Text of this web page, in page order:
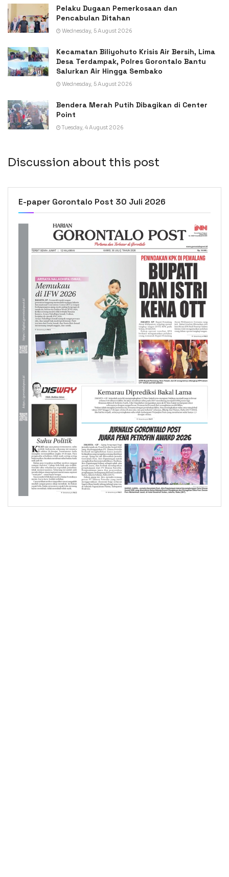
Pelaku Dugaan Pemerkosaan dan
Pencabulan Ditahan
Wednesday, 5 August 2026
Kecamatan Biliyohuto Krisis Air Bersih, Lima
Desa Terdampak, Polres Gorontalo Bantu
Salurkan Air Hingga Sembako
Wednesday, 5 August 2026
Bendera Merah Putih Dibagikan di Center
Point
Tuesday, 4 August 2026
Discussion about this post
E-paper Gorontalo Post 30 Juli 2026